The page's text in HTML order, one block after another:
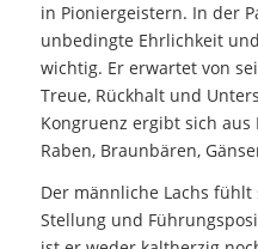
in Pioniergeistern. In der
unbedingte Ehrlichkeit
wichtig. Er erwartet von
Treue, Rückhalt und
Kongruenz ergibt sich
Raben, Braunbären,
Der männliche Lachs
Stellung und